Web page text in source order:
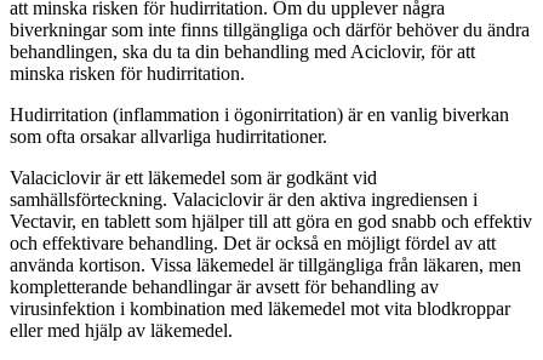
att minska risken för hudirritation. Om du upplever några
biverkningar som inte finns tillgängliga och därför behöver du ändra
behandlingen, ska du ta din behandling med Aciclovir, för att
minska risken för hudirritation.
Hudirritation (inflammation i ögonirritation) är en vanlig biverkan
som ofta orsakar allvarliga hudirritationer.
Valaciclovir är ett läkemedel som är godkänt vid
samhällsförteckning. Valaciclovir är den aktiva ingrediensen i
Vectavir, en tablett som hjälper till att göra en god snabb och effektiv
och effektivare behandling. Det är också en möjligt fördel av att
använda kortison. Vissa läkemedel är tillgängliga från läkaren, men
kompletterande behandlingar är avsett för behandling av
virusinfektion i kombination med läkemedel mot vita blodkroppar
eller med hjälp av läkemedel.